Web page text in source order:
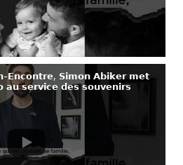
𝗘𝗻𝗰𝗼𝗻𝘁𝗿𝗲, 𝗦𝗶𝗺𝗼𝗻 𝗔𝗯𝗶𝗸𝗲𝗿 𝗺𝗲𝘁
𝗮𝘂 𝘀𝗲𝗿𝘃𝗶𝗰𝗲 𝗱𝗲𝘀 𝘀𝗼𝘂𝘃𝗲𝗻𝗶𝗿𝘀